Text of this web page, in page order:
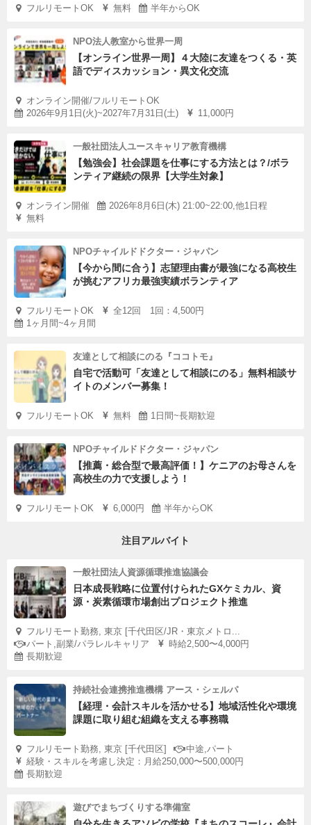
フルリモートOK 無料 半年からOK
NPO法人教室から世界一周
【オンライン世界一周】４大陸に友達をつくる・英
語でディスカッション・異文化交流
オンライン開催/フルリモートOK
2026年9月1日(火)~2027年7月31日(土)
11,000円
一般社団法人ユースキャリア教育機構
【勉強会】社会課題を仕事にする方法とは？/ボラ
ンティア継続の限界【大学生対象】
オンライン開催
2026年8月6日(木) 21:00~22:00,他1日程
無料
NPOチャイルドドクター・ジャパン
【今から間に合う】志望理由書が最強になる高校生
が挑むアフリカ最強実績ボランティア
フルリモートOK
全12回 1回：4,500円
1ヶ月間~4ヶ月間
友達として相談にのる『ココトモ』
自宅で活動可「友達として相談にのる」無料相談サ
イトのメンバー募集！
フルリモートOK 無料 1日間~長期歓迎
NPOチャイルドドクター・ジャパン
【推薦・総合型で最高評価！】ケニアのお母さんを
高校生の力で支援しよう！
フルリモートOK 6,000円 半年からOK
注目アルバイト
一般社団法人資源循環推進協議会
日本成長戦略に位置付けられたGXケミカル、資
源・炭素循環市場創出プロジェクト推進
フルリモート勤務, 東京 [千代田区/JR・東京メトロ...
パート,副業/パラレルキャリア
時給2,500〜4,000円
長期歓迎
持続社会連携推進機構 アース・シェルパ
【経理・会計スキルを活かせる】地域活性化や環境
課題に取り組む組織を支える事務職
フルリモート勤務, 東京 [千代田区]
中途,パート
経験・スキルを考慮し決定：月給250,000〜500,000円
長期歓迎
遊びでまちづくりする準備室